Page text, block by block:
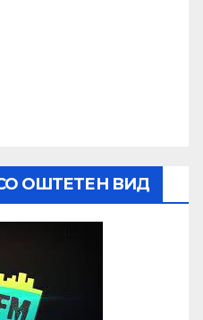
ОШТЕТЕН ВИД